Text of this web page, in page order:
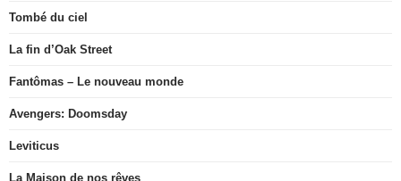
Tombé du ciel
La fin d’Oak Street
Fantômas – Le nouveau monde
Avengers: Doomsday
Leviticus
La Maison de nos rêves